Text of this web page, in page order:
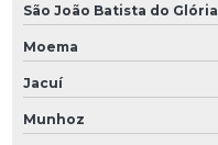
São João Batista do Glória
Moema
Jacuí
Munhoz